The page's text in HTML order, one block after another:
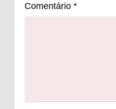
Comentário *